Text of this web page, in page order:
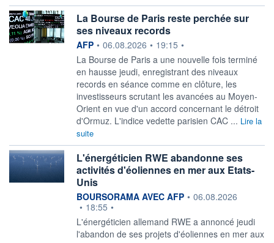
La Bourse de Paris reste perchée sur
ses niveaux records
information fournie par
AFP • 06.08.2026 • 19:15 •
La Bourse de Paris a une nouvelle fois terminé
en hausse jeudi, enregistrant des niveaux
records en séance comme en clôture, les
investisseurs scrutant les avancées au Moyen-
Orient en vue d'un accord concernant le détroit
d'Ormuz. L'indice vedette parisien CAC ... Lire la
suite
L'énergéticien RWE abandonne ses
activités d'éoliennes en mer aux Etats-
Unis
information fournie par
BOURSORAMA AVEC AFP • 06.08.2026
• 18:55 •
L'énergéticien allemand RWE a annoncé jeudi
l'abandon de ses projets d'éoliennes en mer aux